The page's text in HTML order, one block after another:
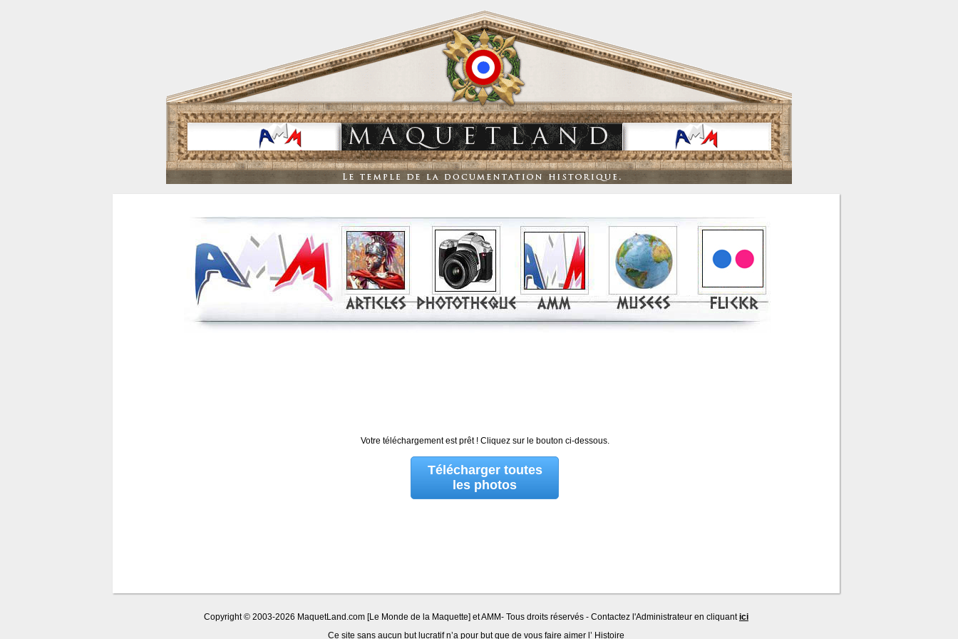
Votre téléchargement est prêt ! Cliquez sur le bouton ci-dessous.
Télécharger toutes
les photos
Copyright © 2003-2026 MaquetLand.com [Le Monde de la Maquette] et AMM- Tous droits réservés - Contactez l'Administrateur en cliquantici
Ce site sans aucun but lucratif n’a pour but que de vous faire aimer l’ Histoire